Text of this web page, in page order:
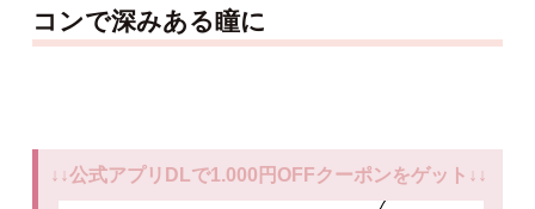
コンで深みある瞳に
↓↓公式アプリDLで1.000円OFFクーポンをゲット↓↓